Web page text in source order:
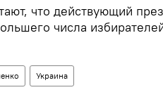
что действующий
числа
Украина